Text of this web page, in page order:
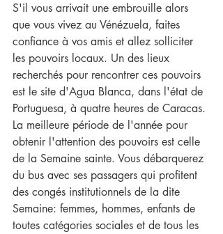
S'il vous arrivait une embrouille alors
que vous vivez au Vénézuela, faites
confiance à vos amis et allez solliciter
les pouvoirs locaux. Un des lieux
recherchés pour rencontrer ces pouvoirs
est le site d'Agua Blanca, dans l'état de
Portuguesa, à quatre heures de Caracas.
La meilleure période de l'année pour
obtenir l'attention des pouvoirs est celle
de la Semaine sainte. Vous débarquerez
du bus avec ses passagers qui profitent
des congés institutionnels de la dite
Semaine: femmes, hommes, enfants de
toutes catégories sociales et de tous les